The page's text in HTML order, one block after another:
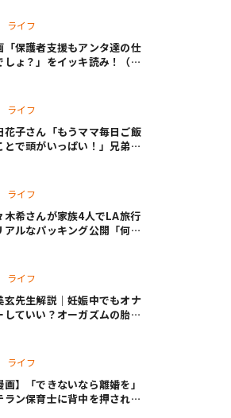
ライフ
「保護者支援もアンタ達の仕
しょ？」をイッキ読み！（右
ライフ
花子さん「もうママ毎日ご飯
とで頭がいっぱい！」兄弟夏
ライフ
木希さんが家族4人でLA旅行
アルなパッキング公開「何が
ライフ
玄先生解説｜妊娠中でもオナ
していい？オーガズムの胎児
ライフ
画】「できないなら離婚を」
ラン保育士に背中を押され、